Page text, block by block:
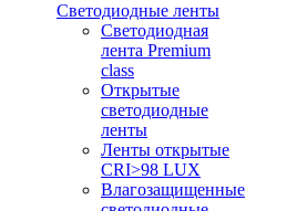
Светодиодные ленты
Светодиодная
лента Premium
class
Открытые
светодиодные
ленты
Ленты открытые
CRI>98 LUX
Влагозащищенные